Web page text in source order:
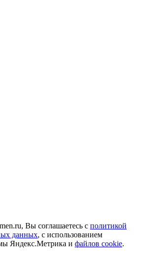
Вы соглашаетесь с политикой
данных, с использованием
Яндекс.Метрика и файлов cookie.